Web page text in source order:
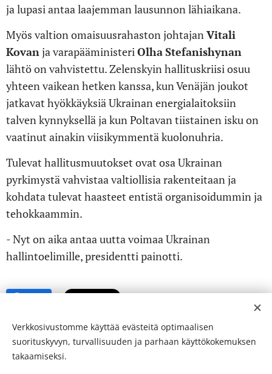
ja lupasi antaa laajemman lausunnon lähiaikana.
Myös valtion omaisuusrahaston johtajan Vitali
Kovan ja varapääministeri OlhaStefanishynan
lähtö on vahvistettu. Zelenskyin hallituskriisi osuu
yhteen vaikean hetken kanssa, kun Venäjän joukot
jatkavat hyökkäyksiä Ukrainan energialaitoksiin
talven kynnyksellä ja kun Poltavan tiistainen isku on
vaatinut ainakin viisikymmentä kuolonuhria.
Tulevat hallitusmuutokset ovat osa Ukrainan
pyrkimystä vahvistaa valtiollisia rakenteitaan ja
kohdata tulevat haasteet entistä organisoidummin ja
tehokkaammin.
- Nyt on aika antaa uutta voimaa Ukrainan
hallintoelimille, presidentti painotti.
Verkkosivustomme käyttää evästeitä optimaalisen
suorituskyvyn, turvallisuuden ja parhaan käyttökokemuksen
takaamiseksi.